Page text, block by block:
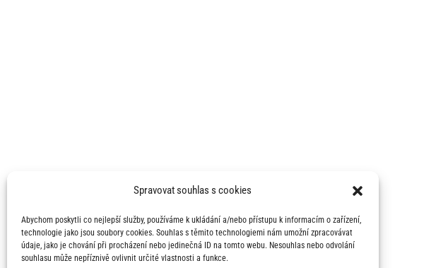
Spravovat souhlas s cookies
Abychom poskytli co nejlepší služby, používáme k ukládání a/nebo přístupu k informacím o zařízení,
technologie jako jsou soubory cookies. Souhlas s těmito technologiemi nám umožní zpracovávat
údaje, jako je chování při procházení nebo jedinečná ID na tomto webu. Nesouhlas nebo odvolání
souhlasu může nepříznivě ovlivnit určité vlastnosti a funkce.